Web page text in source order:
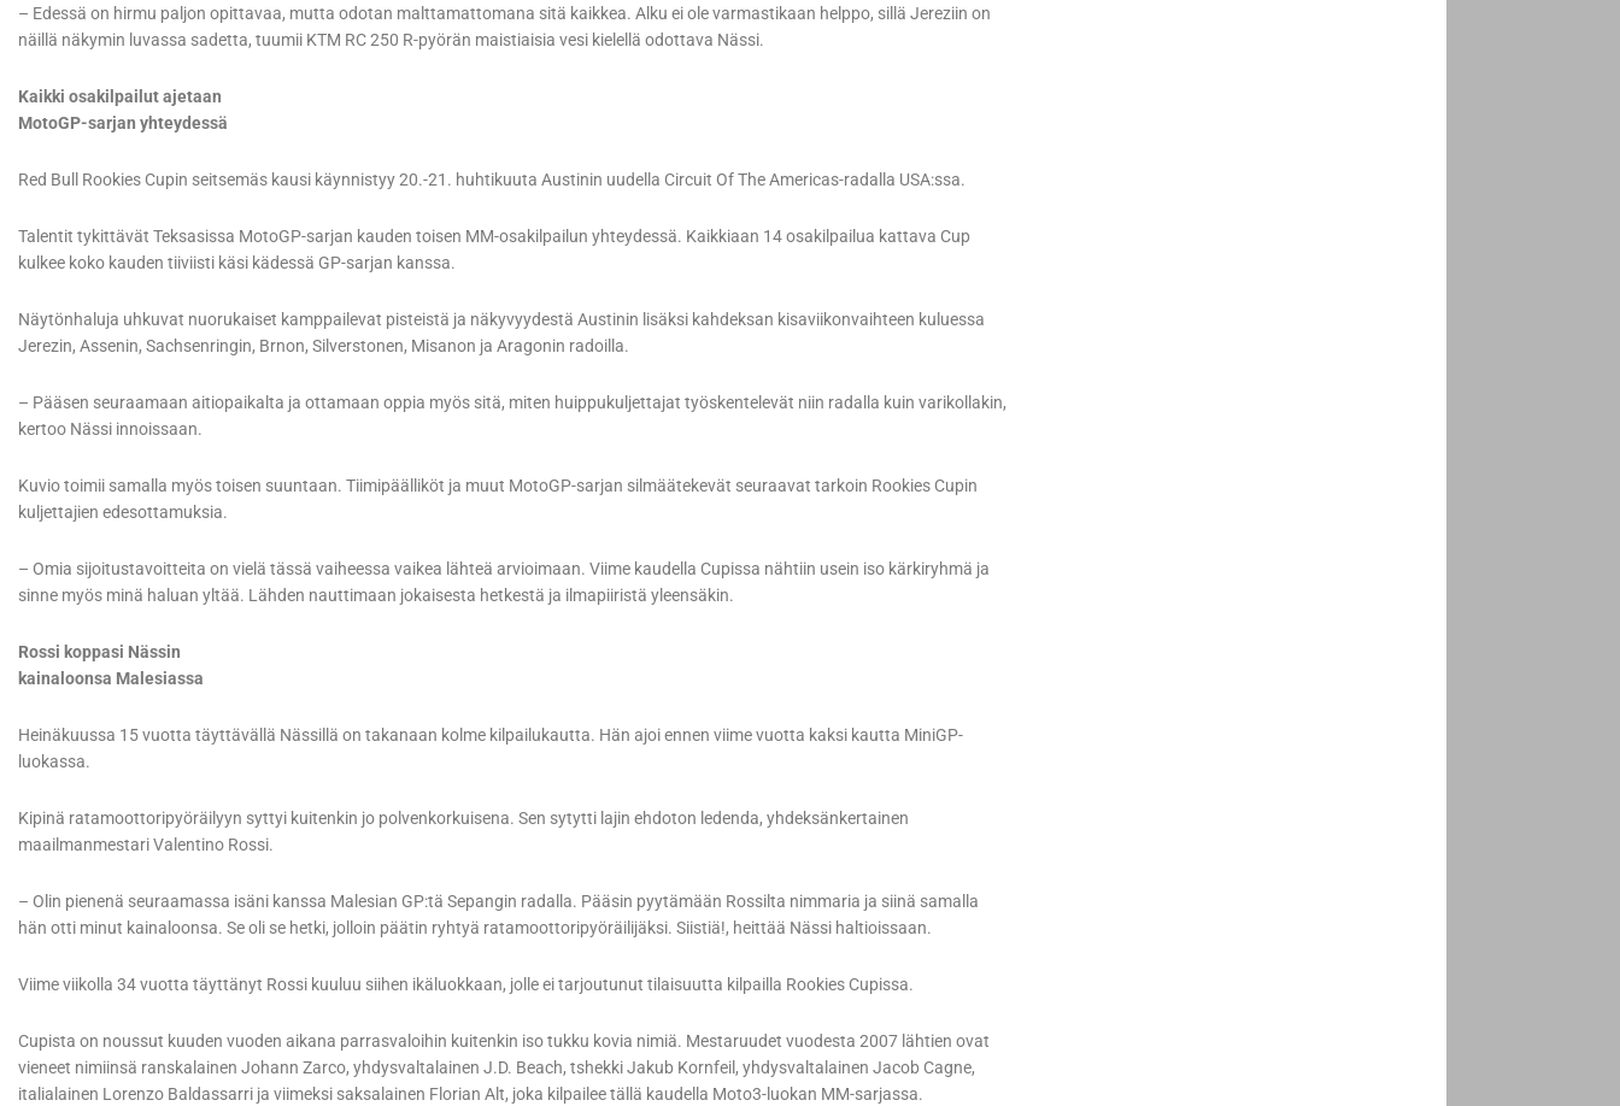
– Edessä on hirmu paljon opittavaa, mutta odotan malttamattomana sitä kaikkea. Alku ei ole varmastikaan helppo, sillä Jereziin on
näillä näkymin luvassa sadetta, tuumii KTM RC 250 R-pyörän maistiaisia vesi kielellä odottava Nässi.
Kaikki osakilpailut ajetaan
MotoGP-sarjan yhteydessä
Red Bull Rookies Cupin seitsemäs kausi käynnistyy 20.-21. huhtikuuta Austinin uudella Circuit Of The Americas-radalla USA:ssa.
Talentit tykittävät Teksasissa MotoGP-sarjan kauden toisen MM-osakilpailun yhteydessä. Kaikkiaan 14 osakilpailua kattava Cup
kulkee koko kauden tiiviisti käsi kädessä GP-sarjan kanssa.
Näytönhaluja uhkuvat nuorukaiset kamppailevat pisteistä ja näkyvyydestä Austinin lisäksi kahdeksan kisaviikonvaihteen kuluessa
Jerezin, Assenin, Sachsenringin, Brnon, Silverstonen, Misanon ja Aragonin radoilla.
– Pääsen seuraamaan aitiopaikalta ja ottamaan oppia myös sitä, miten huippukuljettajat työskentelevät niin radalla kuin varikollakin,
kertoo Nässi innoissaan.
Kuvio toimii samalla myös toisen suuntaan. Tiimipäälliköt ja muut MotoGP-sarjan silmäätekevät seuraavat tarkoin Rookies Cupin
kuljettajien edesottamuksia.
– Omia sijoitustavoitteita on vielä tässä vaiheessa vaikea lähteä arvioimaan. Viime kaudella Cupissa nähtiin usein iso kärkiryhmä ja
sinne myös minä haluan yltää. Lähden nauttimaan jokaisesta hetkestä ja ilmapiiristä yleensäkin.
Rossi koppasi Nässin
kainaloonsa Malesiassa
Heinäkuussa 15 vuotta täyttävällä Nässillä on takanaan kolme kilpailukautta. Hän ajoi ennen viime vuotta kaksi kautta MiniGP-
luokassa.
Kipinä ratamoottoripyöräilyyn syttyi kuitenkin jo polvenkorkuisena. Sen sytytti lajin ehdoton ledenda, yhdeksänkertainen
maailmanmestari Valentino Rossi.
– Olin pienenä seuraamassa isäni kanssa Malesian GP:tä Sepangin radalla. Pääsin pyytämään Rossilta nimmaria ja siinä samalla
hän otti minut kainaloonsa. Se oli se hetki, jolloin päätin ryhtyä ratamoottoripyöräilijäksi. Siistiä!, heittää Nässi haltioissaan.
Viime viikolla 34 vuotta täyttänyt Rossi kuuluu siihen ikäluokkaan, jolle ei tarjoutunut tilaisuutta kilpailla Rookies Cupissa.
Cupista on noussut kuuden vuoden aikana parrasvaloihin kuitenkin iso tukku kovia nimiä. Mestaruudet vuodesta 2007 lähtien ovat
vieneet nimiinsä ranskalainen Johann Zarco, yhdysvaltalainen J.D. Beach, tshekki Jakub Kornfeil, yhdysvaltalainen Jacob Cagne,
italialainen Lorenzo Baldassarri ja viimeksi saksalainen Florian Alt, joka kilpailee tällä kaudella Moto3-luokan MM-sarjassa.